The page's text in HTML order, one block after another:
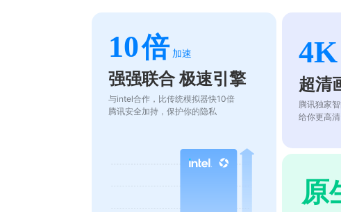
10倍 加速
强强联合 极速引擎
与intel合作，比传统模拟器快10倍
腾讯安全加持，保护你的隐私
超清
腾讯独家
给你更高
原